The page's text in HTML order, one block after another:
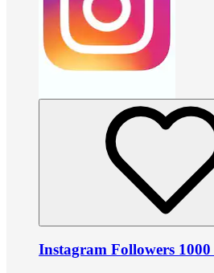
Instagram Followers